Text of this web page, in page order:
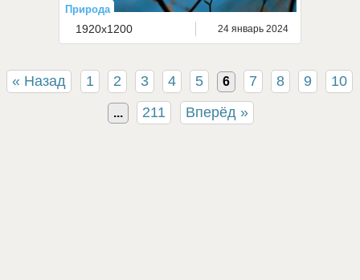
Природа
1920x1200 24 январь 2024
« Назад 1 2 3 4 5 6 7 8 9 10
... 211 Вперёд »